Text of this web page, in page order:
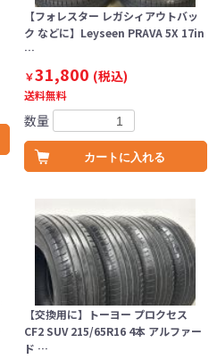
【フォレスター レガシィアウトバッ
ク などに】Leyseen PRAVA 5X 17in
…
￥31,800 (税込)
送料無料
数量
カートに入れる
【交換用に】トーヨー プロクセス
CF2 SUV 215/65R16 4本 アルファー
ド …